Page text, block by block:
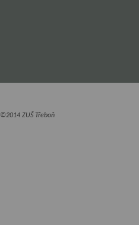
©2014 ZUŠ Třeboň